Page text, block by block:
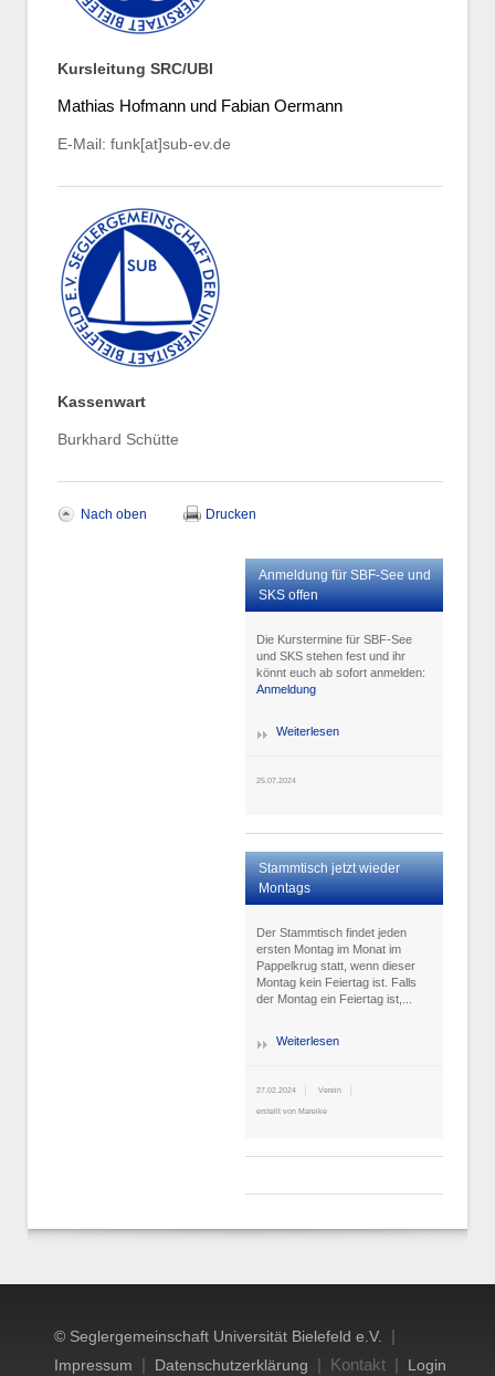
Kursleitung SRC/UBI
Mathias Hofmann und Fabian Oermann
E-Mail: funk[at]sub-ev.de
Kassenwart
Burkhard Schütte
Nach oben Drucken
Anmeldung für SBF-See und
SKS offen
Die Kurstermine für SBF-See
und SKS stehen fest und ihr
könnt euch ab sofort anmelden:
Anmeldung
Weiterlesen
25.07.2024
Stammtisch jetzt wieder
Montags
Der Stammtisch findet jeden
ersten Montag im Monat im
Pappelkrug statt, wenn dieser
Montag kein Feiertag ist. Falls
der Montag ein Feiertag ist,...
Weiterlesen
27.02.2024 Verein
erstellt von Mareike
© Seglergemeinschaft Universität Bielefeld e.V. |
Impressum | Datenschutzerklärung | Kontakt | Login